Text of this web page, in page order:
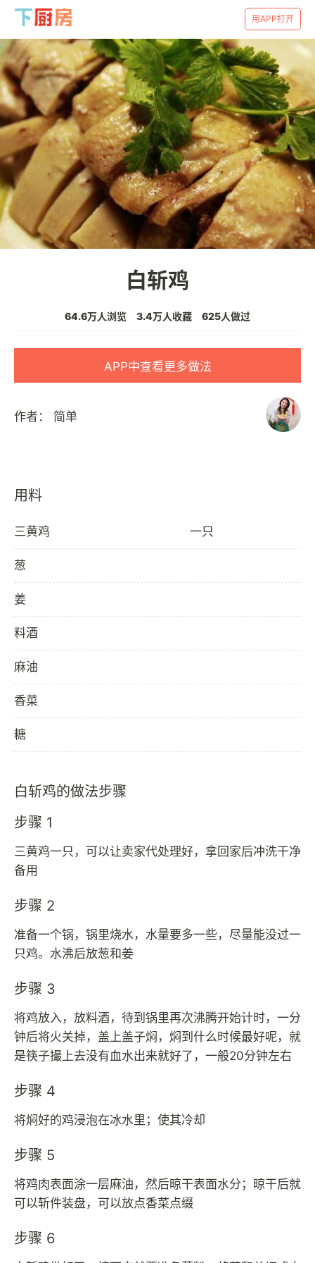
用APP打开
白斩鸡
64.6万人浏览 3.4万人收藏 625人做过
APP中查看更多做法
作者： 简单
用料
三黄鸡 一只
葱
姜
料酒
麻油
香菜
糖
白斩鸡的做法步骤
步骤 1
三黄鸡一只，可以让卖家代处理好，拿回家后冲洗干净
备用
步骤 2
准备一个锅，锅里烧水，水量要多一些，尽量能没过一
只鸡。水沸后放葱和姜
步骤 3
将鸡放入，放料酒，待到锅里再次沸腾开始计时，一分
钟后将火关掉，盖上盖子焖，焖到什么时候最好呢，就
是筷子撮上去没有血水出来就好了，一般20分钟左右
步骤 4
将焖好的鸡浸泡在冰水里；使其冷却
步骤 5
将鸡肉表面涂一层麻油，然后晾干表面水分；晾干后就
可以斩件装盘，可以放点香菜点缀
步骤 6